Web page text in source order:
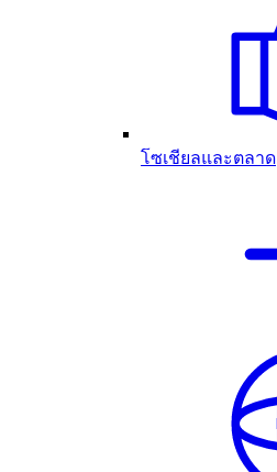
โซเชียลและตลาด